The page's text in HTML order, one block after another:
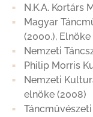
N.K.A. Kortárs
Magyar
(2000.),
Nemzeti
Philip Morris
Nemzeti
elnöke (2008)